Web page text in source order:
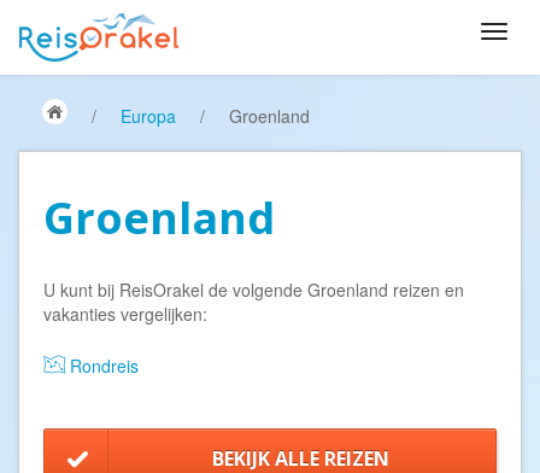
/ Europa / Groenland
Groenland
U kunt bij ReisOrakel de volgende Groenland reizen en
vakanties vergelijken:
Rondreis
BEKIJK ALLE REIZEN